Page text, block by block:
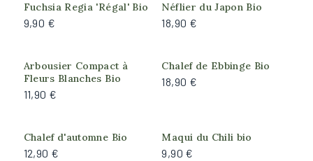
Ombre
Ombre du matin, Soleil de l'après-midi
Soleil du matin, Ombre de l'après-midi
Fuchsia Regia 'Régal' Bio
9,90 €
Néflier du Japon Bio
18,90 €
Arbousier Compact à
Fleurs Blanches Bio
11,90 €
Chalef de Ebbinge Bio
18,90 €
Chalef d'automne Bio
12,90 €
Maqui du Chili bio
9,90 €